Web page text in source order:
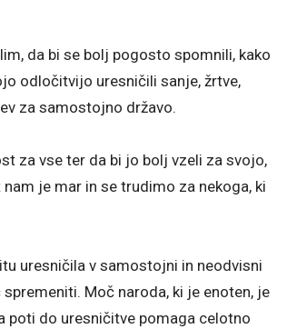
da bi se bolj pogosto spomnili, kako
odločitvijo uresničili sanje, žrtve,
za samostojno državo.
za vse ter da bi jo bolj vzeli za svojo,
je mar in se trudimo za nekoga, ki
uresničila v samostojni in neodvisni
Moč naroda, ki je enoten, je
poti do uresničitve pomaga celotno